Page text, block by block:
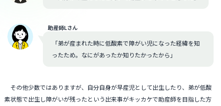
助産師Lさん
「弟が産まれた時に低酸素で障がい児になった経緯を知
ったため。なにがあったか知りたかったから」
その他少数ではありますが、自分自身が早産児として出生したり、弟が低酸
素状態で出生し障がいが残ったという出来事がキッカケで助産師を目指した方